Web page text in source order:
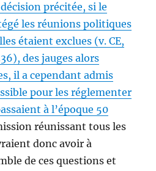
précitée, si le
les réunions politiques
étaient exclues (v. CE,
des jauges alors
il a cependant admis
pour les réglementer
à l’époque 50
réunissant tous les
donc avoir à
de ces questions et